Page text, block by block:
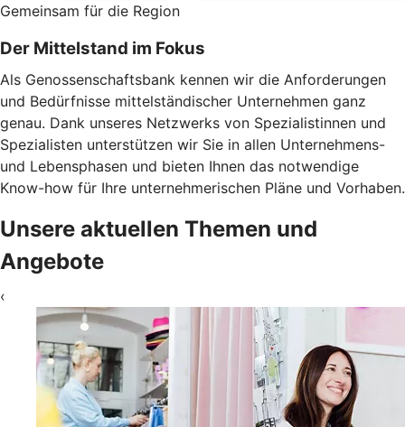
Gemeinsam für die Region
Der Mittelstand im Fokus
Als Genossenschaftsbank kennen wir die Anforderungen
und Bedürfnisse mittelständischer Unternehmen ganz
genau. Dank unseres Netzwerks von Spezialistinnen und
Spezialisten unterstützen wir Sie in allen Unternehmens-
und Lebensphasen und bieten Ihnen das notwendige
Know-how für Ihre unternehmerischen Pläne und Vorhaben.
Unsere aktuellen Themen und
Angebote
‹